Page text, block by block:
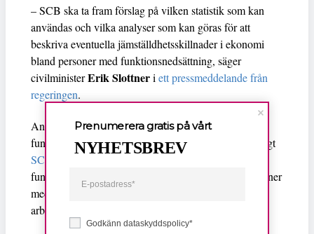
– SCB ska ta fram förslag på vilken statistik som kan
användas och vilka analyser som kan göras för att
beskriva eventuella jämställdhetsskillnader i ekonomi
bland personer med funktionsnedsättning, säger
civilministerErik Slottneriett pressmeddelande från
regeringen.
Andelen sysselsatta är lägre bland personer med
funktionsnedsättning än i befolkningen totalt, och enligt
SCB var sysselsättningsgraden för personer
funktionsned­sättning 67 procent år 2020. Bland personer
med funktionsnedsättning som medför nedsatt
arbetsförmåga, var andelen sysselsatta 52 procent.
Godkänn dataskyddspolicy*
Prenumerera gratis på vårt
NYHETSBREV